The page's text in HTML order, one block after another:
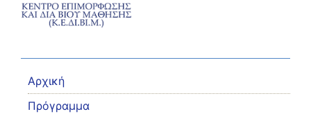
Αρχική
Πρόγραμμα